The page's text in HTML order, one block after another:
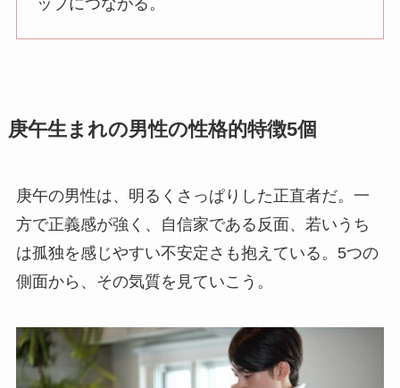
ップにつながる。
庚午生まれの男性の性格的特徴5個
庚午の男性は、明るくさっぱりした正直者だ。一
方で正義感が強く、自信家である反面、若いうち
は孤独を感じやすい不安定さも抱えている。5つの
側面から、その気質を見ていこう。